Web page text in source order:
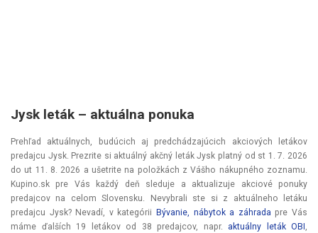
Jysk leták – aktuálna ponuka
Prehľad aktuálnych, budúcich aj predchádzajúcich akciových letákov
predajcu Jysk. Prezrite si aktuálný akčný leták Jysk platný od st 1. 7. 2026
do ut 11. 8. 2026 a ušetrite na položkách z Vášho nákupného zoznamu.
Kupino.sk pre Vás každý deň sleduje a aktualizuje akciové ponuky
predajcov na celom Slovensku. Nevybrali ste si z aktuálneho letáku
predajcu Jysk? Nevadí, v kategórii
Bývanie, nábytok a záhrada pre Vás
máme ďalších 19 letákov od 38 predajcov, napr. aktuálny leták OBI ,